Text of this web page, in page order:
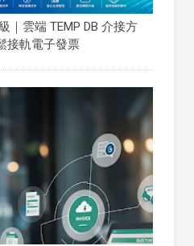
｜雲端 TEMP DB 介接方
接軌電子發票